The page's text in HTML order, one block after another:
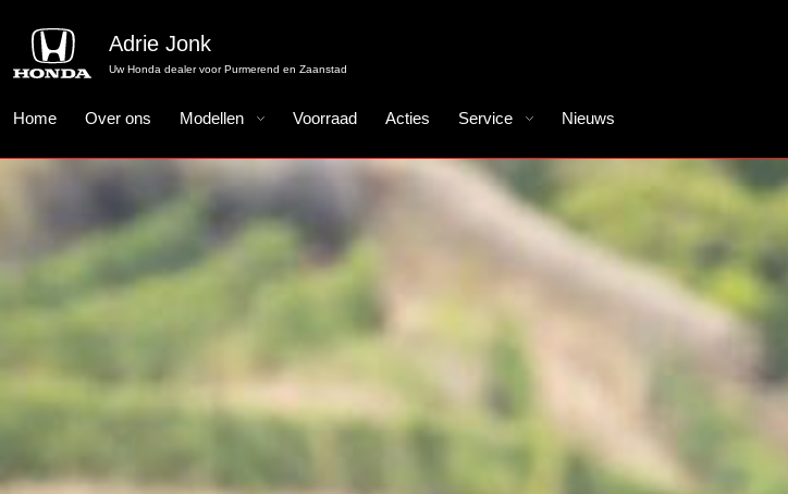
Adrie Jonk
Uw Honda dealer voor Purmerend en Zaanstad
Home Over ons Modellen Voorraad Acties Service Nieuws